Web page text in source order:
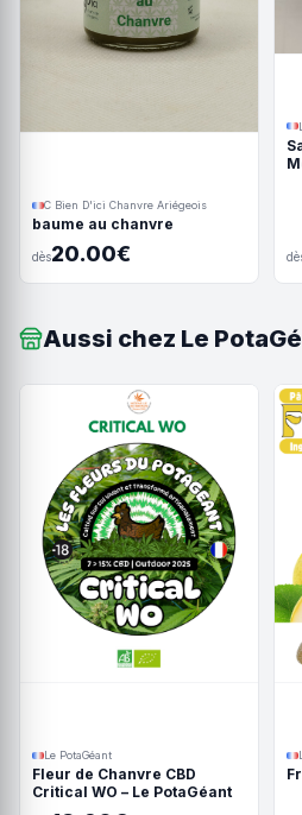
C Bien D'ici Chanvre Ariégeois
baume au chanvre
dès20.00€
Aussi chez Le
Le PotaGéant
Fleur de Chanvre CBD
Critical WO – Le PotaGéant